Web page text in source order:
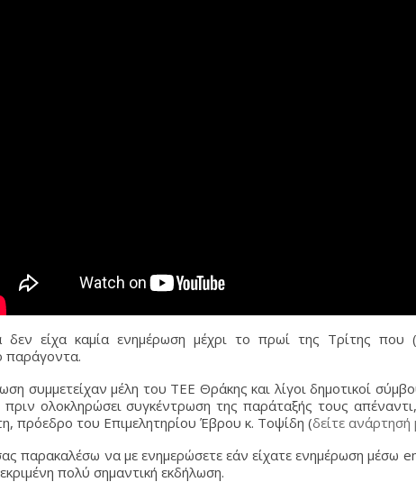
δεν είχα καμία ενημέρωση μέχρι το πρωί της Τρίτης που
παράγοντα.
συμμετείχαν μέλη του ΤΕΕ Θράκης και λίγοι δημοτικοί
πριν ολοκληρώσει συγκέντρωση της παράταξής τους
πρόεδρο του Επιμελητηρίου Έβρου κ. Τοψίδη (δείτε
παρακαλέσω να με ενημερώσετε εάν είχατε ενημέρωση μέσω
πολύ σημαντική εκδήλωση.